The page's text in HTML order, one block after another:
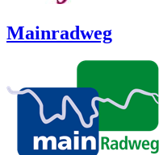
Mainradweg